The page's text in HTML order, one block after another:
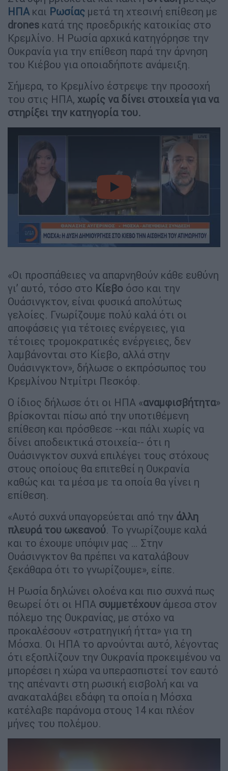
ΗΠΑ και Ρωσίας μετά τη χτεσινή επίθεση με
drones κατά της προεδρικής κατοικίας στο
Κρεμλίνο. Η Ρωσία αρχικά κατηγόρησε την
Ουκρανία για την επίθεση παρά την άρνηση
του Κιέβου για οποιαδήποτε ανάμειξη.
Σήμερα, το Κρεμλίνο έστρεψε την προσοχή
του στις ΗΠΑ, χωρίς να δίνει στοιχεία για να
στηρίξει την κατηγορία του.
video
«Οι προσπάθειες να απαρνηθούν κάθε ευθύνη
γι’ αυτό, τόσο στο Κίεβο όσο και την
Ουάσινγκτον, είναι φυσικά απολύτως
γελοίες. Γνωρίζουμε πολύ καλά ότι οι
αποφάσεις για τέτοιες ενέργειες, για
τέτοιες τρομοκρατικές ενέργειες, δεν
λαμβάνονται στο Κίεβο, αλλά στην
Ουάσινγκτον», δήλωσε ο εκπρόσωπος του
Κρεμλίνου Ντμίτρι Πεσκόφ.
Ο ίδιος δήλωσε ότι οι ΗΠΑ «αναμφισβήτητα»
βρίσκονται πίσω από την υποτιθέμενη
επίθεση και πρόσθεσε --και πάλι χωρίς να
δίνει αποδεικτικά στοιχεία-- ότι η
Ουάσινγκτον συχνά επιλέγει τους στόχους
στους οποίους θα επιτεθεί η Ουκρανία
καθώς και τα μέσα με τα οποία θα γίνει η
επίθεση.
«Αυτό συχνά υπαγορεύεται από την άλλη
πλευρά του ωκεανού. Το γνωρίζουμε καλά
και το έχουμε υπόψιν μας … Στην
Ουάσινγκτον θα πρέπει να καταλάβουν
ξεκάθαρα ότι το γνωρίζουμε», είπε.
Η Ρωσία δηλώνει ολοένα και πιο συχνά πως
θεωρεί ότι οι ΗΠΑ συμμετέχουν άμεσα στον
πόλεμο της Ουκρανίας, με στόχο να
προκαλέσουν «στρατηγική ήττα» για τη
Μόσχα. Οι ΗΠΑ το αρνούνται αυτό, λέγοντας
ότι εξοπλίζουν την Ουκρανία προκειμένου να
μπορέσει η χώρα να υπερασπιστεί τον εαυτό
της απέναντι στη ρωσική εισβολή και να
ανακαταλάβει εδάφη τα οποία η Μόσχα
κατέλαβε παράνομα στους 14 και πλέον
μήνες του πολέμου.